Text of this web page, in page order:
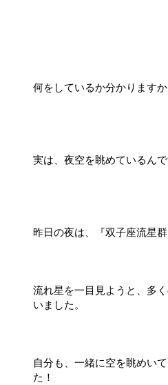
何をしているか分かります
実は、夜空を眺めているん
昨日の夜は、『双子座流星
流れ星を一目見ようと、多
いました。
自分も、一緒に空を眺めい
た！